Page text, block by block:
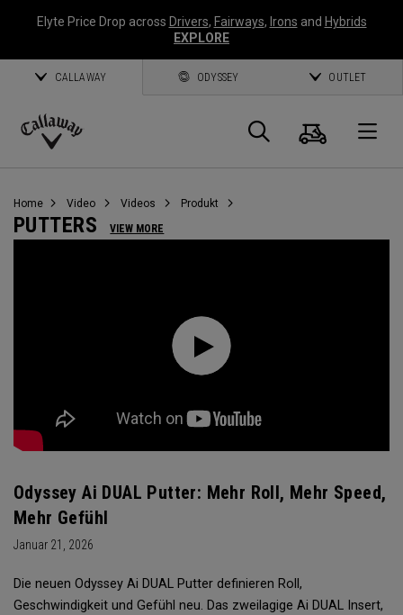
Elyte Price Drop across Drivers, Fairways, Irons and Hybrids
EXPLORE
CALLAWAY ODYSSEY OUTLET
Callaway
Suche
Home Video Videos Produkt
PUTTERS VIEW MORE
Odyssey Ai DUAL Putter: Mehr Roll, Mehr Speed,
Mehr Gefühl
Januar 21, 2026
Die neuen Odyssey Ai DUAL Putter definieren Roll,
Geschwindigkeit und Gefühl neu. Das zweilagige Ai DUAL Insert,